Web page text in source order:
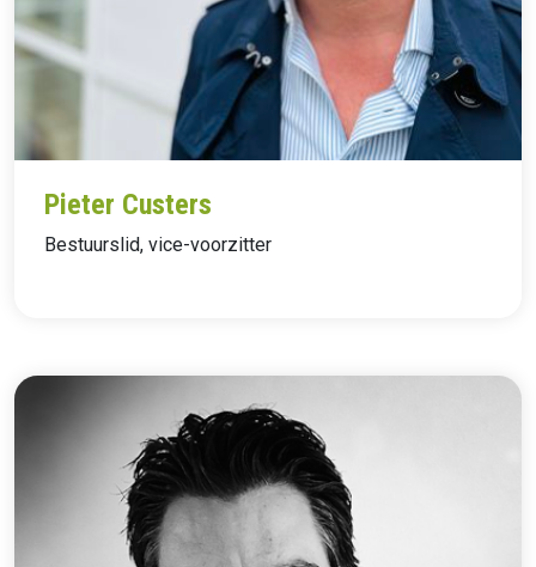
Pieter Custers
Bestuurslid, vice-voorzitter